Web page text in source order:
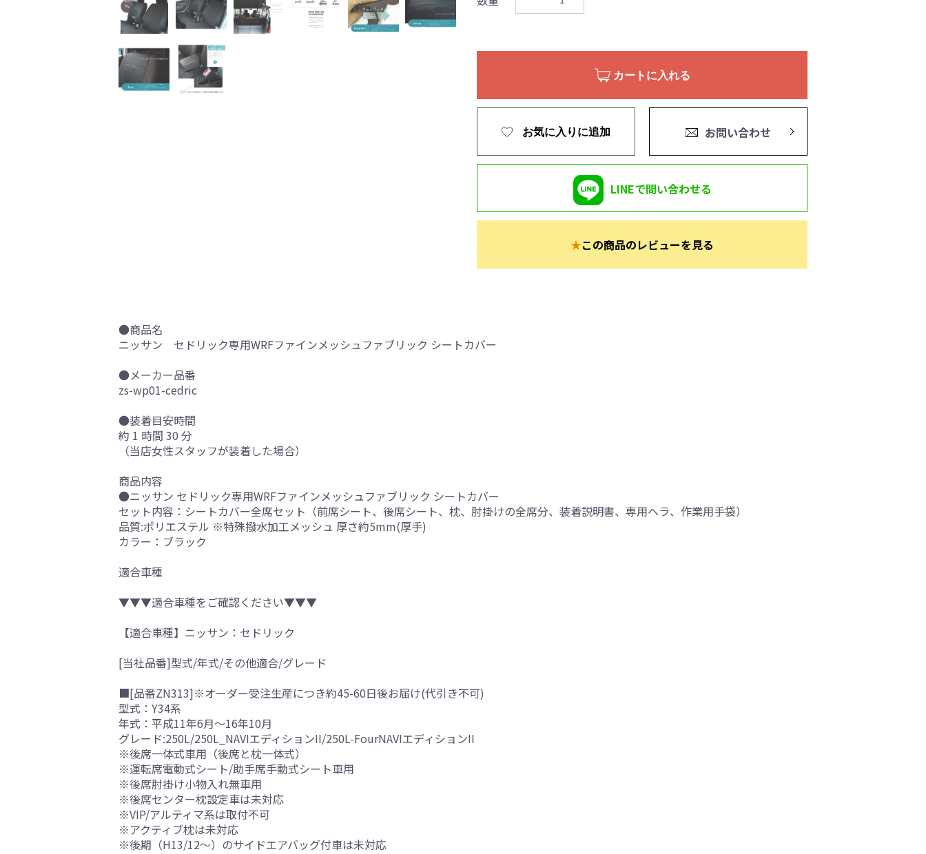
カートに入れる
お気に入りに追加 お問い合わせ
LINEで問い合わせる
★この商品のレビューを見る
●商品名
ニッサン セドリック専用WRFファインメッシュファブリック シートカバー
●メーカー品番
zs-wp01-cedric
●装着目安時間
約 1 時間 30 分
（当店女性スタッフが装着した場合）
商品内容
●ニッサン セドリック専用WRFファインメッシュファブリック シートカバー
セット内容：シートカバー全席セット（前席シート、後席シート、枕、肘掛けの全席分、装着説明書、専用ヘラ、作業用手袋）
品質:ポリエステル ※特殊撥水加工メッシュ 厚さ約5mm(厚手)
カラー：ブラック
適合車種
▼▼▼適合車種をご確認ください▼▼▼
【適合車種】ニッサン：セドリック
[当社品番]型式/年式/その他適合/グレード
■[品番ZN313]※オーダー受注生産につき約45-60日後お届け(代引き不可)
型式：Y34系
年式：平成11年6月～16年10月
グレード:250L/250L_NAVIエディションII/250L-FourNAVIエディションII
※後席一体式車用（後席と枕一体式）
※運転席電動式シート/助手席手動式シート車用
※後席肘掛け小物入れ無車用
※後席センター枕設定車は未対応
※VIP/アルティマ系は取付不可
※アクティブ枕は未対応
※後期（H13/12～）のサイドエアバッグ付車は未対応